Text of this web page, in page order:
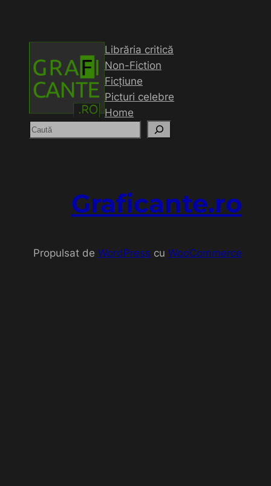
Librăria critică
Non-Fiction
Ficțiune
Picturi celebre
Home
C
Graficante.ro
Propulsat de WordPress cu WooCommerce